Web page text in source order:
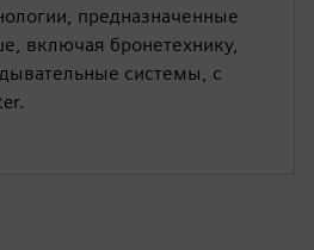
предназначенные
включая бронетехнику,
системы, с